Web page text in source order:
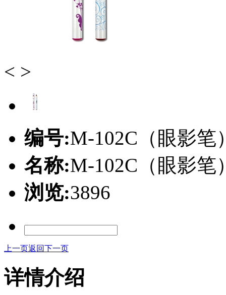
< >
编号:M-102C（眼影笔
名称:M-102C（眼影笔
浏览:3896
上一页返回下一页
详情介绍